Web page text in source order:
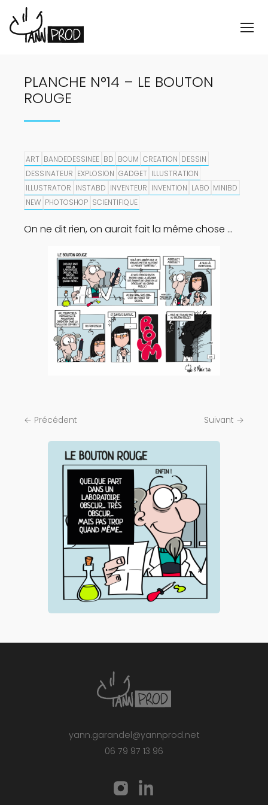
PLANCHE N°14 – LE BOUTON
ROUGE
ART BANDEDESSINEE BD BOUM CREATION DESSIN
DESSINATEUR EXPLOSION GADGET ILLUSTRATION
ILLUSTRATOR INSTABD INVENTEUR INVENTION LABO MINIBD
NEW PHOTOSHOP SCIENTIFIQUE
On ne dit rien, on aurait fait la même chose …
← Précédent Suivant →
yann.garandel@yannprod.net
06 79 97 13 96